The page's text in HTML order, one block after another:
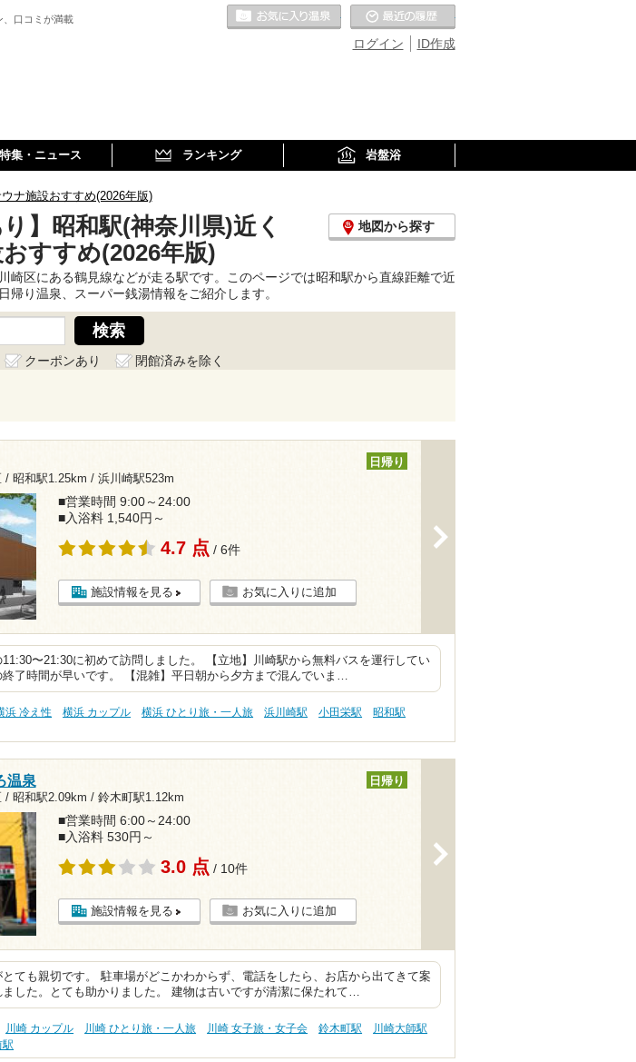
、口コミが満載
ID作成
ログイン
お気に入りの温泉
特集・ニュース ランキング 岩盤浴
ナ施設おすすめ(2026年版)
】昭和駅(神奈川県)近く
すすめ(2026年版)
地図から探す
崎区にある鶴見線などが走る駅です。このページでは昭和駅から直線距離で近
帰り温泉、スーパー銭湯情報をご紹介します。
クーポンあり
閉館済みを除く
/ 昭和駅1.25km / 浜川崎駅523m
日帰り
■営業時間 9:00～24:00
■入浴料 1,540円～
4.7 点 / 6件
施設情報を見る お気に入りに追加
〜21:30に初めて訪問しました。 【立地】川崎駅から無料バスを運行してい
終了時間が早いです。 【混雑】平日朝から夕方まで混んでいま…
浜 冷え性 横浜 カップル 横浜 ひとり旅・一人旅 浜川崎駅 小田栄駅
昭和駅
温泉
/ 昭和駅2.09km / 鈴木町駅1.12km
日帰り
■営業時間 6:00～24:00
■入浴料 530円～
3.0 点 / 10件
施設情報を見る お気に入りに追加
ても親切です。 駐車場がどこかわからず、電話をしたら、お店から出てきて案
ました。とても助かりました。 建物は古いですが清潔に保たれて…
川崎 カップル 川崎 ひとり旅・一人旅 川崎 女子旅・女子会 鈴木町駅
川崎大師駅
駅